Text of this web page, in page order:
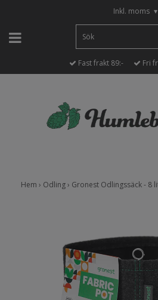
Inkl. moms ▾
Fast frakt 89:- Fri
Hem › Odling› Gronest Odlingssäck - 8